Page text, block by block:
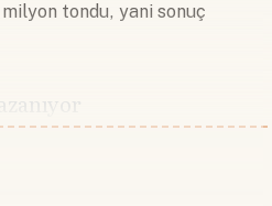
tondu, yani sonuç